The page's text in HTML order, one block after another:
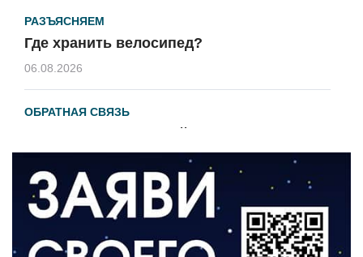
РАЗЪЯСНЯЕМ
Где хранить велосипед?
06.08.2026
ОБРАТНАЯ СВЯЗЬ
Администрация онлайн
ВЛАСТЬ
День памяти и «Симфония народов»
06.08.2026